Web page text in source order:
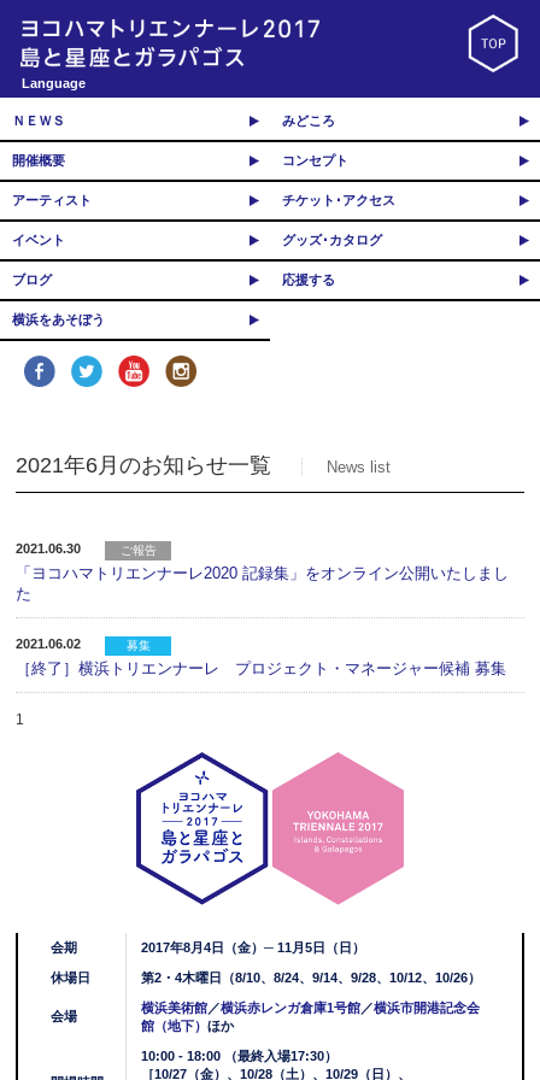
Language
ＮＥＷＳ みどころ
開催概要 コンセプト
アーティスト チケット･アクセス
イベント グッズ･カタログ
ブログ 応援する
横浜をあそぼう
2021年6月のお知らせ一覧 News list
2021.06.30 ご報告
「ヨコハマトリエンナーレ2020 記録集」をオンライン公開いたしまし
た
2021.06.02 募集
［終了］横浜トリエンナーレ プロジェクト・マネージャー候補 募集
1
会期 2017年8月4日（金）─ 11月5日（日）
休場日 第2・4木曜日（8/10、8/24、9/14、9/28、10/12、10/26）
会場
横浜美術館／横浜赤レンガ倉庫1号館／横浜市開港記念会
館（地下）ほか
10:00 - 18:00 （最終入場17:30）
［10/27（金）、10/28（土）、10/29（日）、